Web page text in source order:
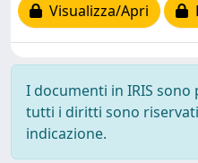
Visualizza/Apri
I documenti in IRIS
tutti i diritti sono
indicazione.